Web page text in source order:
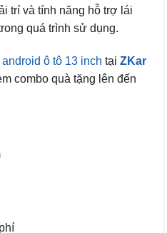
trí và tính năng hỗ trợ lái
quá trình sử dụng.
android ô tô 13 inch tại ZKar
combo quà tặng lên đến